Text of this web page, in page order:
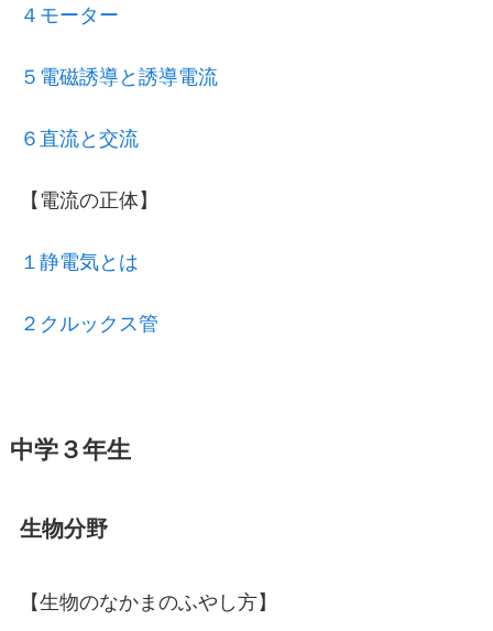
４モーター
５電磁誘導と誘導電流
６直流と交流
【電流の正体】
１静電気とは
２クルックス管
中学３年生
生物分野
【生物のなかまのふやし方】